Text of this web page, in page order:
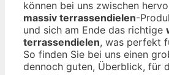
können bei uns zwischen
massiv terrassendielen-
und sich am Ende das richtige
terrassendielen, was perfekt
So finden Sie bei uns einen
dennoch guten, Überblick, für